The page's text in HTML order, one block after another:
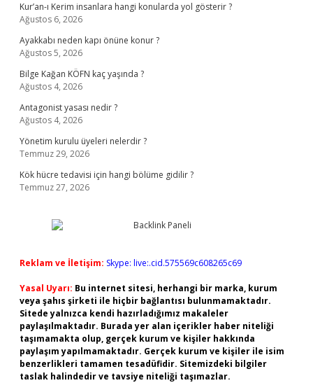
Kur’an-ı Kerim insanlara hangi konularda yol gösterir ?
Ağustos 6, 2026
Ayakkabı neden kapı önüne konur ?
Ağustos 5, 2026
Bilge Kağan KÖFN kaç yaşında ?
Ağustos 4, 2026
Antagonist yasası nedir ?
Ağustos 4, 2026
Yönetim kurulu üyeleri nelerdir ?
Temmuz 29, 2026
Kök hücre tedavisi için hangi bölüme gidilir ?
Temmuz 27, 2026
Reklam ve İletişim: Skype: live:.cid.575569c608265c69
Yasal Uyarı: Bu internet sitesi, herhangi bir marka, kurum
veya şahıs şirketi ile hiçbir bağlantısı bulunmamaktadır.
Sitede yalnızca kendi hazırladığımız makaleler
paylaşılmaktadır. Burada yer alan içerikler haber niteliği
taşımamakta olup, gerçek kurum ve kişiler hakkında
paylaşım yapılmamaktadır. Gerçek kurum ve kişiler ile isim
benzerlikleri tamamen tesadüfidir. Sitemizdeki bilgiler
taslak halindedir ve tavsiye niteliği taşımazlar.